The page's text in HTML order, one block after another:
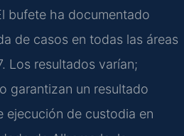
bufete ha documentado
de casos en todas las áreas
Los resultados varían;
garantizan un resultado
ejecución de custodia en